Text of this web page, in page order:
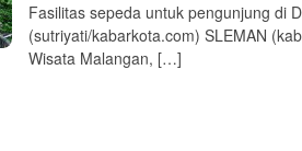
Fasilitas sepeda untuk pengunjung di
(sutriyati/kabarkota.com) SLEMAN
Wisata Malangan, […]